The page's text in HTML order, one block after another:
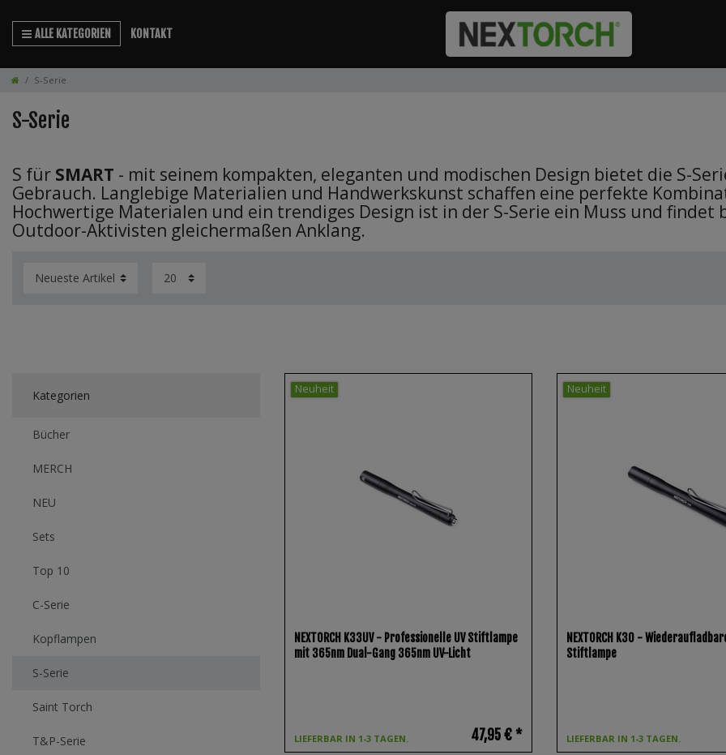
ALLE KATEGORIEN KONTAKT
S-Serie
S-Serie
S für SMART - mit seinem kompakten, eleganten und modischen Design bietet die S-
Gebrauch. Langlebige Materialien und Handwerkskunst schaffen eine perfekte
Hochwertige Materialen und ein trendiges Design ist in der S-Serie ein Muss und
Outdoor-Aktivisten gleichermaßen Anklang.
Kategorien
Bücher
MERCH
NEU
Sets
Top 10
C-Serie
Kopflampen
S-Serie
Saint Torch
T&P-Serie
Neuheit
NEXTORCH K33UV - Professionelle UV Stiftlampe
mit 365nm Dual-Gang 365nm UV-Licht
LIEFERBAR IN 1-3 TAGEN. 47,95 € *
Neuheit
NEXTORCH K30 -
Stiftlampe
LIEFERBAR IN 1-3 TAGEN.